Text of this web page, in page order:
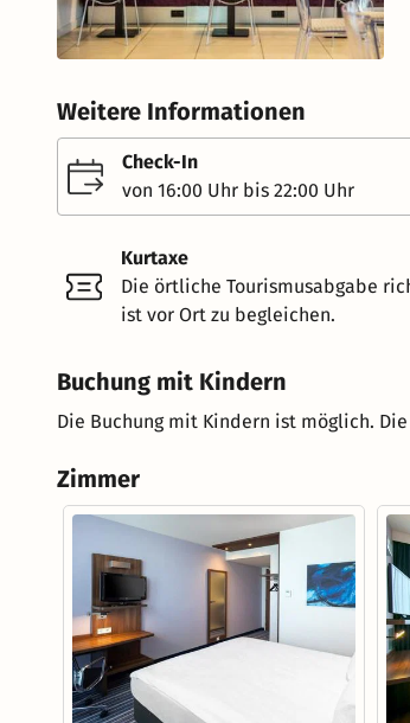
Weitere Informationen
Check-In
von 16:00 Uhr bis 22:00 Uhr
Kurtaxe
Die örtliche Tourismusabgabe
ist vor Ort zu begleichen.
Buchung mit Kindern
Die Buchung mit Kindern ist möglich.
Zimmer